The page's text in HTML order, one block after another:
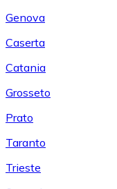
Genova
Caserta
Catania
Grosseto
Prato
Taranto
Trieste